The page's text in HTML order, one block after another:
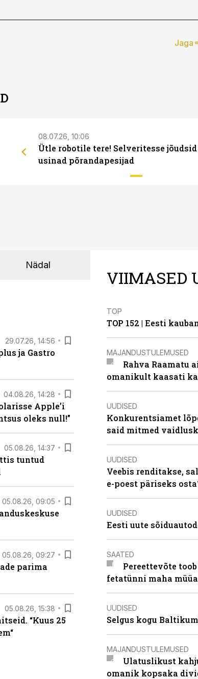
Jaga
08.07.26, 10:06
Ütle robotile tere! Selveritesse jõudsid
usinad põrandapesijad
Nädal
29.07.26, 14:56
ja Gastro
04.08.26, 14:28
Apple’i
oleks null!”
05.08.26, 14:37
tuntud
05.08.26, 09:05
05.08.26, 09:27
parima
05.08.26, 15:38
“Kuus 25
VIIMASED
TOP
TOP 152 | Eesti
MAJANDUSTULEMUSED
Rahva Raamatu
omanikult kaasati
UUDISED
Konkurentsiamet
said mitmed
UUDISED
Veebis renditakse,
e-poest päriseks
UUDISED
Eesti uute
SAATED
Pereettevõte
fetatünni maha
UUDISED
Selgus kogu
MAJANDUSTULEMUSED
Ulatuslikust
omanik kopsaka